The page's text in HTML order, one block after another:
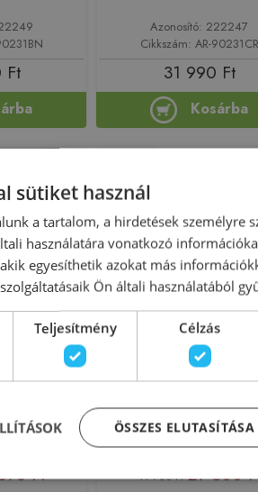
Ft
Azonosító: 222247
Cikkszám: AR-90231CR
31 990 Ft
Kosárba
Gun Metal
Ft
Még 2 db ezen az áron!
Deante Hiacynt egykaros
csaptelep fekete/króm
Azonosító: 159217
Cikkszám: BQH B310
41 780 Ft 27 500
sütiket használ
a tartalom, a hirdetések személyre
használatára vonatkozó
egyesíthetik azokat más
Ön általi használatából
Teljesítmény Célzás
ÖSSZES ELUTASÍTÁSA